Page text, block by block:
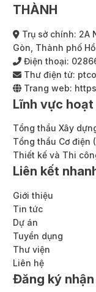
THÀNH
Trụ sở chính: 2A
Gòn, Thành phố
Điện thoại:
Thư điện tử:
Trang web:
Lĩnh vực hoạt
Tổng thầu Xây
Tổng thầu Cơ điện
Thiết kế và Thi
Liên kết
Giới thiệu
Tin tức
Dự án
Tuyển dụng
Thư viện
Liên hệ
Đăng ký